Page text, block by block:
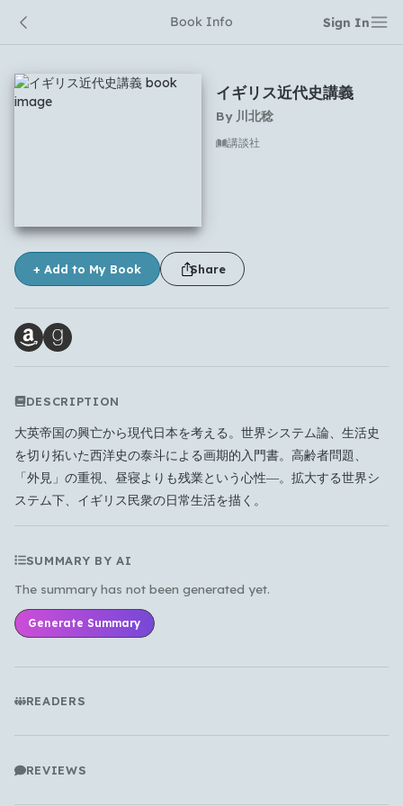
Book Info Sign In
イギリス近代史講義
By 川北稔
講談社
+ Add to My Book Share
DESCRIPTION
大英帝国の興亡から現代日本を考える。世界システム論、生活史
を切り拓いた西洋史の泰斗による画期的入門書。高齢者問題、
「外見」の重視、昼寝よりも残業という心性―。拡大する世界シ
ステム下、イギリス民衆の日常生活を描く。
SUMMARY BY AI
The summary has not been generated yet.
Generate Summary
READERS
REVIEWS
the main feed?
All Languages English Español
Français
Português
हिन्दी العربية 中文
日本語
한국어
No comments yet